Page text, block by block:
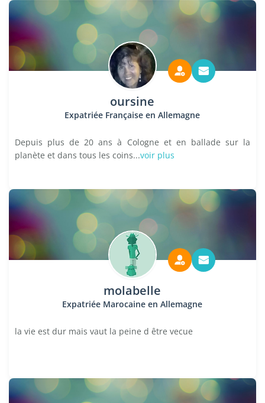
oursine
Expatriée Française en Allemagne
Depuis plus de 20 ans à Cologne et en ballade sur la
planète et dans tous les coins...voir plus
molabelle
Expatriée Marocaine en Allemagne
la vie est dur mais vaut la peine d être vecue